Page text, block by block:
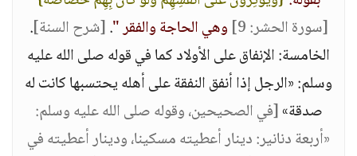
[سورة الحشر: 9]
وهي الحاجة والفقر ".[شرح السنة].
الخامسة: الإنفاق على الأولاد كما في قوله صلى الله عليه
وسلم: «الرجل إذا أنفق النفقة على أهله يحتسبها كانت له
صدقة»[في الصحيحين، وقوله صلى الله عليه وسلم:
«أربعة دنانير: دينار أعطيته مسكينا، ودينار أعطيته في